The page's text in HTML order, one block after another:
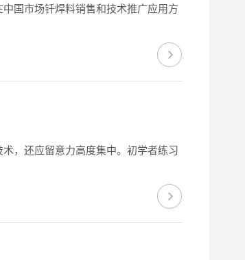
国市场钎焊料销售和技术推广应用方
，还应留意力高度集中。初学者练习